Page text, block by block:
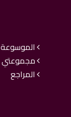
الموسوعة
مجموعتي
المراجع